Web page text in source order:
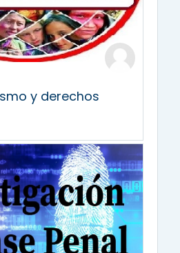
y derechos